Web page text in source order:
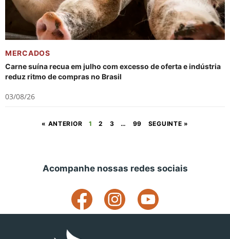
MERCADOS
Carne suína recua em julho com excesso de oferta e indústria
reduz ritmo de compras no Brasil
03/08/26
« ANTERIOR 1 2 3 … 99 SEGUINTE »
Acompanhe nossas redes sociais